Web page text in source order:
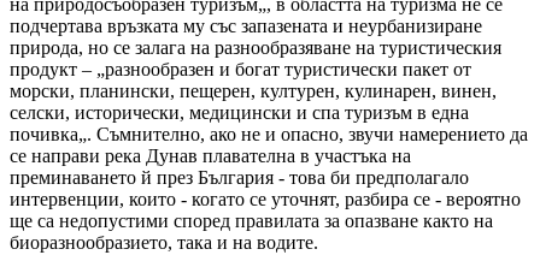
на природосъобразен туризъм„, в областта на туризма не се
подчертава връзката му със запазената и неурбанизиране
природа, но се залага на разнообразяване на туристическия
продукт – „разнообразен и богат туристически пакет от
морски, планински, пещерен, културен, кулинарен, винен,
селски, исторически, медицински и спа туризъм в една
почивка„. Съмнително, ако не и опасно, звучи намерението да
се направи река Дунав плавателна в участъка на
преминаването й през България - това би предполагало
интервенции, които - когато се уточнят, разбира се - вероятно
ще са недопустими според правилата за опазване както на
биоразнообразието, така и на водите.